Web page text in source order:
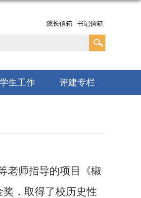
院长信箱 书记信箱
学生工作 评建专栏
老师指导的项目《椒
奖，取得了校历史性